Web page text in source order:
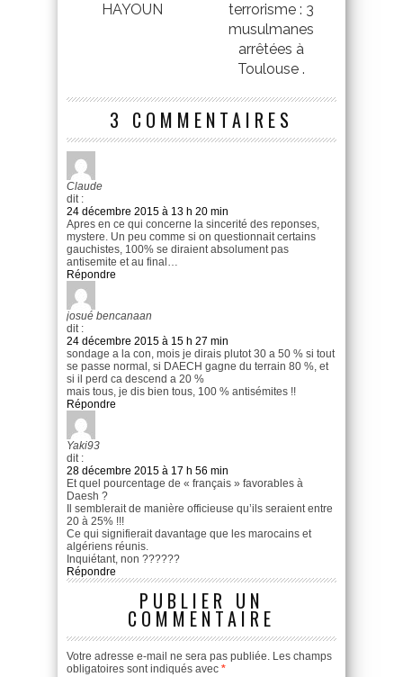
HAYOUN
terrorisme : 3
musulmanes
arrêtées à
Toulouse .
3 COMMENTAIRES
Claude
dit :
24 décembre 2015 à 13 h 20 min
Apres en ce qui concerne la sincerité des reponses,
mystere. Un peu comme si on questionnait certains
gauchistes, 100% se diraient absolument pas
antisemite et au final…
Répondre
josué bencanaan
dit :
24 décembre 2015 à 15 h 27 min
sondage a la con, mois je dirais plutot 30 a 50 % si tout
se passe normal, si DAECH gagne du terrain 80 %, et
si il perd ca descend a 20 %
mais tous, je dis bien tous, 100 % antisémites !!
Répondre
Yaki93
dit :
28 décembre 2015 à 17 h 56 min
Et quel pourcentage de « français » favorables à
Daesh ?
Il semblerait de manière officieuse qu’ils seraient entre
20 à 25% !!!
Ce qui signifierait davantage que les marocains et
algériens réunis.
Inquiétant, non ??????
Répondre
PUBLIER UN
COMMENTAIRE
Votre adresse e-mail ne sera pas publiée. Les champs
obligatoires sont indiqués avec *